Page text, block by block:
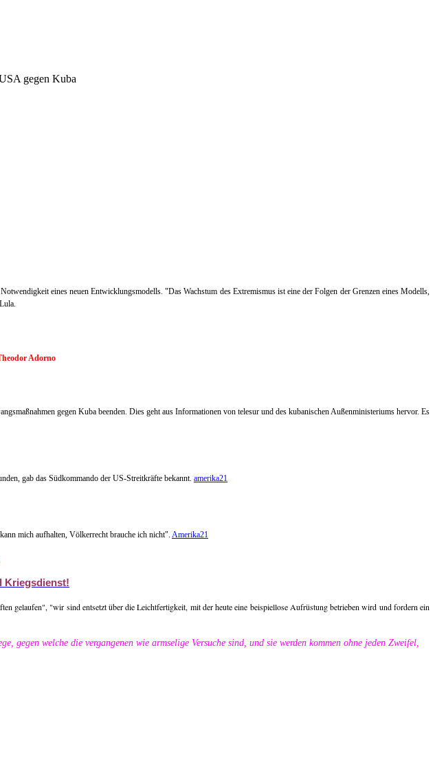
gegen Kuba
eines neuen Entwicklungsmodells. "Das Wachstum des Extremismus ist eine der Folgen der Grenzen eines Modells,
Adorno
gegen Kuba beenden. Dies geht aus Informationen von telesur und des kubanischen Außenministeriums hervor. Es
gab das Südkommando der US-Streitkräfte bekannt. amerika21
mich aufhalten, Völkerrecht brauche ich nicht". Amerika21
Kriegsdienst!
gelaufen", "wir sind entsetzt über die Leichtfertigkeit, mit der heute eine beispiellose Aufrüstung betrieben wird und fordern ein
gegen welche die vergangenen wie armselige Versuche sind, und sie werden kommen ohne jeden Zweifel,